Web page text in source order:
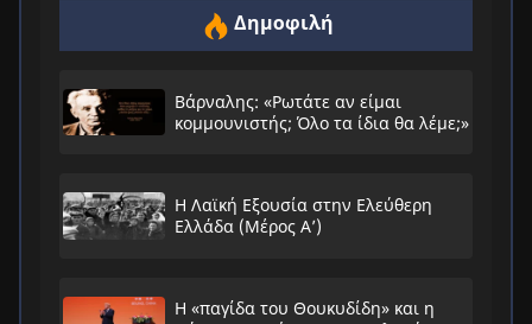
Δημοφιλή
Βάρναλης: «Ρωτάτε αν είμαι
κομμουνιστής; Όλο τα ίδια θα λέμε;»
Η Λαϊκή Εξουσία στην Ελεύθερη
Ελλάδα (Μέρος Α’)
Η «παγίδα του Θουκυδίδη» και η